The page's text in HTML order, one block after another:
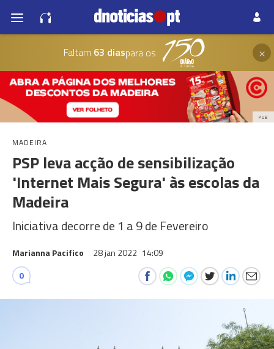
Faltam 63 diaspara os ×
PUB
MADEIRA
PSP leva acção de sensibilização
'Internet Mais Segura' às escolas da
Madeira
Iniciativa decorre de 1 a 9 de Fevereiro
Marianna Pacifico 28 jan 2022 14:09
0